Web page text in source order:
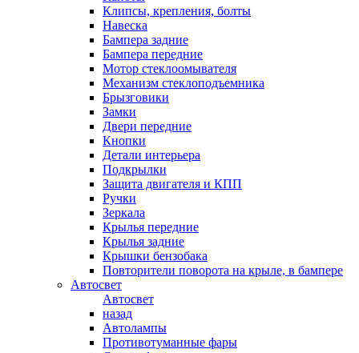
Клипсы, крепления, болты
Навеска
Бампера задние
Бампера передние
Мотор стеклоомывателя
Механизм стеклоподъемника
Брызговики
Замки
Двери передние
Кнопки
Детали интерьера
Подкрылки
Защита двигателя и КПП
Ручки
Зеркала
Крылья передние
Крылья задние
Крышки бензобака
Повторители поворота на крыле, в бампере
Автосвет
Автосвет
назад
Автолампы
Противотуманные фары